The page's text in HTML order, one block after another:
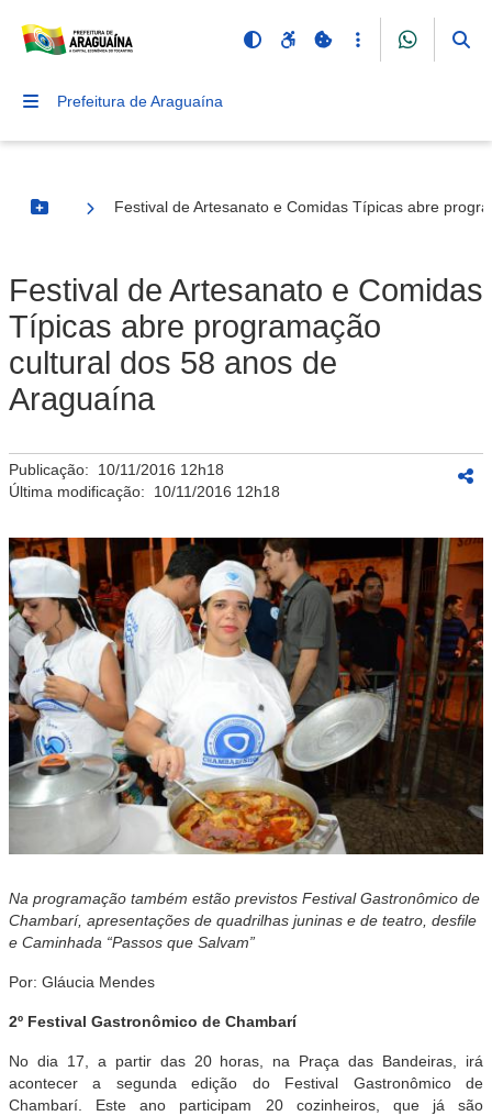
Prefeitura de Araguaína
Botão Menu
Festival de Artesanato e Comidas Típicas abre
Festival de Artesanato e Comidas
Típicas abre programação
cultural dos 58 anos de
Araguaína
Publicação: 10/11/2016 12h18
Última modificação: 10/11/2016 12h18
Na programação também estão previstos Festival Gastronômico de
Chambarí, apresentações de quadrilhas juninas e de teatro, desfile
e Caminhada “Passos que Salvam”
Por: Gláucia Mendes
2º Festival Gastronômico de Chambarí
No dia 17, a partir das 20 horas, na Praça das Bandeiras, irá
acontecer a segunda edição do Festival Gastronômico de
Chambarí. Este ano participam 20 cozinheiros, que já são